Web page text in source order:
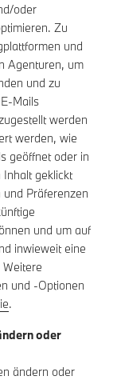
oder
Zu
und
Agenturen, um
und zu
Mails
werden
werden, wie
geöffnet oder in
geklickt
Präferenzen
und um auf
inwieweit eine
und -Optionen
.
oder
ändern oder